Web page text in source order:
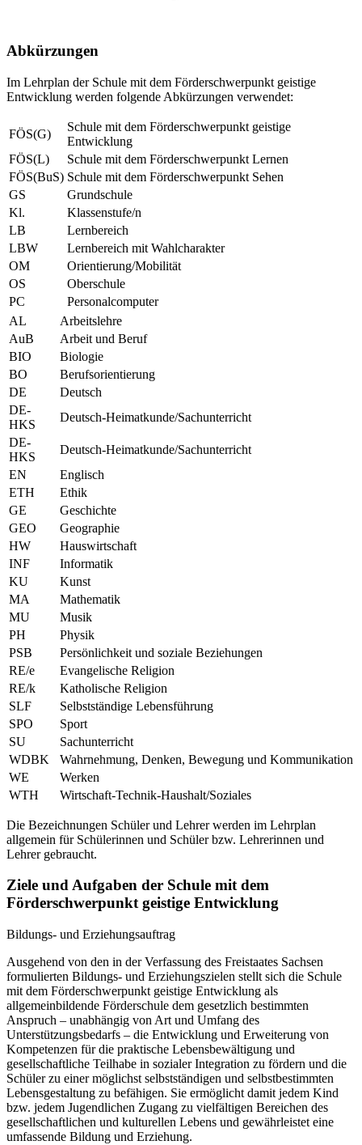
Abkürzungen
Im Lehrplan der Schule mit dem Förderschwerpunkt geistige
Entwicklung werden folgende Abkürzungen verwendet:
FÖS(G)
Schule mit dem Förderschwerpunkt geistige
Entwicklung
FÖS(L)
Schule mit dem Förderschwerpunkt Lernen
FÖS(BuS) Schule mit dem Förderschwerpunkt Sehen
GS
Grundschule
Kl.
Klassenstufe/n
LB
Lernbereich
LBW
Lernbereich mit Wahlcharakter
OM
Orientierung/Mobilität
OS
Oberschule
PC
Personalcomputer
AL
Arbeitslehre
AuB
Arbeit und Beruf
BIO
Biologie
BO
Berufsorientierung
DE
Deutsch
DE-
HKS
Deutsch-Heimatkunde/Sachunterricht
DE-
HKS
Deutsch-Heimatkunde/Sachunterricht
EN
Englisch
ETH
Ethik
GE
Geschichte
GEO
Geographie
HW
Hauswirtschaft
INF
Informatik
KU
Kunst
MA
Mathematik
MU
Musik
PH
Physik
PSB
Persönlichkeit und soziale Beziehungen
RE/e
Evangelische Religion
RE/k
Katholische Religion
SLF
Selbstständige Lebensführung
SPO
Sport
SU
Sachunterricht
WDBK
Wahrnehmung, Denken, Bewegung und Kommunikation
WE
Werken
WTH
Wirtschaft-Technik-Haushalt/Soziales
Die Bezeichnungen Schüler und Lehrer werden im Lehrplan
allgemein für Schülerinnen und Schüler bzw. Lehrerinnen und
Lehrer gebraucht.
Ziele und Aufgaben der Schule mit dem
Förderschwerpunkt geistige Entwicklung
Bildungs- und Erziehungsauftrag
Ausgehend von den in der Verfassung des Freistaates Sachsen
formulierten Bildungs- und Erziehungszielen stellt sich die Schule
mit dem Förderschwerpunkt geistige Entwicklung als
allgemeinbildende Förderschule dem gesetzlich bestimmten
Anspruch – unabhängig von Art und Umfang des
Unterstützungsbedarfs – die Entwicklung und Erweiterung von
Kompetenzen für die praktische Lebensbewältigung und
gesellschaftliche Teilhabe in sozialer Integration zu fördern und die
Schüler zu einer möglichst selbstständigen und selbstbestimmten
Lebensgestaltung zu befähigen. Sie ermöglicht damit jedem Kind
bzw. jedem Jugendlichen Zugang zu vielfältigen Bereichen des
gesellschaftlichen und kulturellen Lebens und gewährleistet eine
umfassende Bildung und Erziehung.